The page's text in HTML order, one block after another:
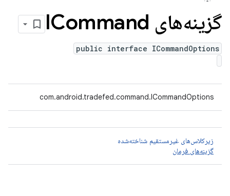
گزینه‌های ICommand
public interface ICommandOptions
com.android.tradefed.command.ICommandOptions
زیرکلاس‌های غیرمستقیم شناخته‌شده
گزینه‌های فرمان